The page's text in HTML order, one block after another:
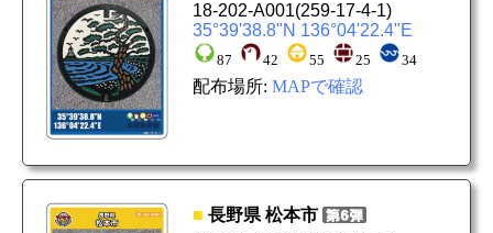
18-202-A001(259-17-4-1)
35°39'38.8"N 136°04'22.4"E
87 42 55 25 34
配布場所: MAPで確認
■ 長野県 松本市